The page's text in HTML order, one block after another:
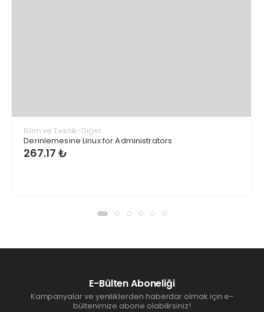
Bilim ve Teknik-Diğer
Derinlemesine Linux for Administrators
267.17 ₺
E-Bülten Aboneliği
Kampanyalar ve yeniliklerden haberdar olmak için e-
bültenimize abone olabilirsiniz!